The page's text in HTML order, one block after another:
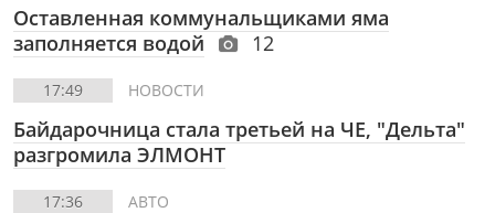
Оставленная коммунальщиками яма
заполняется водой
12
17:49 НОВОСТИ
Байдарочница стала третьей на ЧЕ, "Дельта"
разгромила ЭЛМОНТ
17:36 АВТО